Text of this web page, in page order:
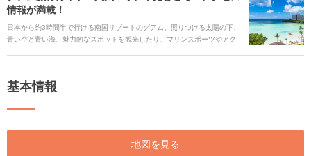
す。
情報が満載！
日本から約3時間半で行ける南国リゾートのグアム。照りつける太陽の下、
青い空と青い海、魅力的なスポットを観光したり、マリンスポーツやアク
鼓もいいですね。初めての人も、リピーターも楽しめる盛りだくさんの魅
基本情報
地図を見る